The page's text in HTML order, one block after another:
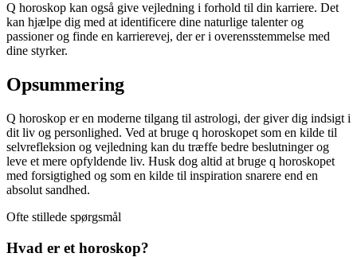
Q horoskop kan også give vejledning i forhold til din karriere. Det
kan hjælpe dig med at identificere dine naturlige talenter og
passioner og finde en karrierevej, der er i overensstemmelse med
dine styrker.
Opsummering
Q horoskop er en moderne tilgang til astrologi, der giver dig indsigt i
dit liv og personlighed. Ved at bruge q horoskopet som en kilde til
selvrefleksion og vejledning kan du træffe bedre beslutninger og
leve et mere opfyldende liv. Husk dog altid at bruge q horoskopet
med forsigtighed og som en kilde til inspiration snarere end en
absolut sandhed.
Ofte stillede spørgsmål
Hvad er et horoskop?